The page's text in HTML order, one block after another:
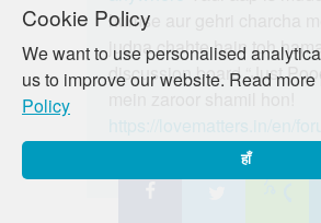
Cookie Policy
We want to use personalised
us to improve our website. Read
Policy
हाँ
humse aur gehri charcha
judna chahte hain toh
discussion board “Just